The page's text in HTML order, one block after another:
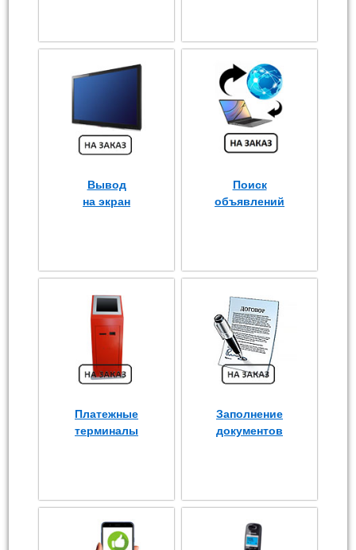
Вывод
на экран
Поиск
объявлений
Платежные
терминалы
Заполнение
документов